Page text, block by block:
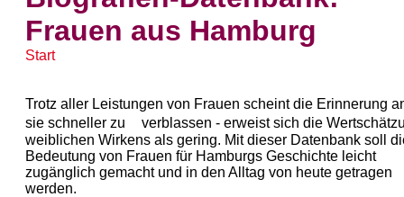
Frauen aus Hamburg
Start
Trotz aller Leistungen von Frauen scheint die Erinnerung
sie schneller zu verblassen - erweist sich die
weiblichen Wirkens als gering. Mit dieser Datenbank soll
Bedeutung von Frauen für Hamburgs Geschichte leicht
zugänglich gemacht und in den Alltag von heute getragen
werden.